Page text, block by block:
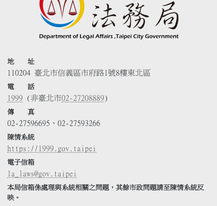
地 址
110204 臺北市信義區市府路1號8樓東北區
電 話
1999 (非臺北市02-27208889)
傳 真
02-27596695、02-27593266
陳情系統
https://1999.gov.taipei
電子信箱
la_laws@gov.taipei
本局信箱係處理與系統相關之問題，其餘市政問題請至陳情系統反
映。